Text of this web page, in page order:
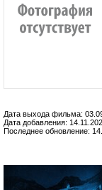
Дата выхода фильма:
Дата добавления:
Последнее обновление: